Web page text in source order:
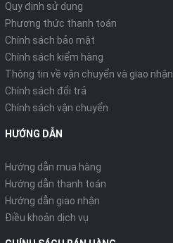
Quy định sử dụng
Phương thức thanh toán
Chính sách bảo mật
Chính sách kiểm hàng
Thông tin về vận chuyển và giao nhận
Chính sách đổi trả
Chính sách vận chuyển
HƯỚNG DẪN
Hướng dẫn mua hàng
Hướng dẫn thanh toán
Hướng dẫn giao nhận
Điều khoản dịch vụ